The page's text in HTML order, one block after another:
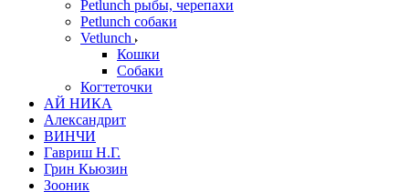
Petlunch рыбы, черепахи
Petlunch собаки
Vetlunch
Кошки
Собаки
Когтеточки
АЙ НИКА
Александрит
ВИНЧИ
Гавриш Н.Г.
Грин Кьюзин
Зооник